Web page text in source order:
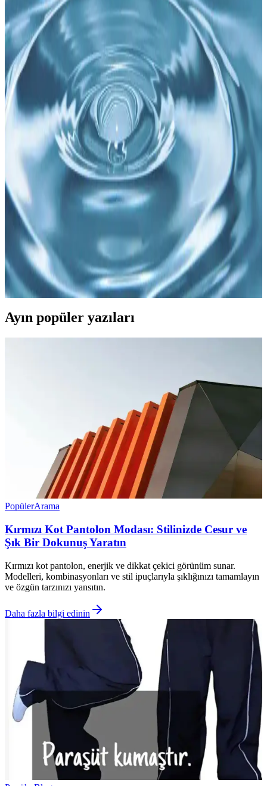
MİSTİRİK markasının büyük beden korse modeli, alt karın
bölgesini etkili şekilde toparlar, rahat ve dayanıklı yapısıyla günlük
kullanım için idealdir. Sürdürülebilir özellikleriyle de öne çıkar.
Anne Pantolonları: Konfor ve Şıklığı Bir Arada
Sunan Güncel Modeller ve Trendler
Günümüz modasında rahatlık ve şıklık sunan anne pantolonları,
yüksek bel ve büyük beden seçenekleriyle her yaşa ve vücut tipine
uygun tasarımlarla öne çıkıyor.
Büyük Beden Gece Elbisesi Seçiminde Dikkat
Edilmesi Gerekenler ve Güncel Trendler
Büyük beden gece elbisesi seçiminde renk, kumaş ve model
detaylarına dikkat ederek şık ve rahat görünebilirsiniz. Güncel
trendler ve uygun fiyatlı modellerle kendinizi özel hissetmenin
yollarını keşfedin.
Büyük Beden Tesettür Mayo Seçenekleri ile Yaz
Tatilinizi Şıklık ve Konforla Geçirin
Büyük beden tesettür mayo, şıklık ve konforu bir arada sunar. Renk,
desen ve tasarım seçenekleriyle yaz tatilinizi stil sahibi ve rahat
geçirebilirsiniz.
Ayın popüler yazıları
PopülerArama
Kırmızı Kot Pantolon Modası: Stilinizde Cesur ve
Şık Bir Dokunuş Yaratın
Kırmızı kot pantolon, enerjik ve dikkat çekici görünüm sunar.
Modelleri, kombinasyonları ve stil ipuçlarıyla şıklığınızı tamamlayın
ve özgün tarzınızı yansıtın.
Daha fazla bilgi edinin